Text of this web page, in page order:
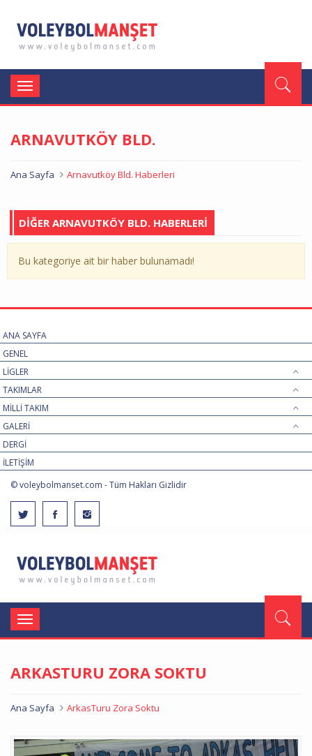
Toggle
navigation
ARNAVUTKÖY BLD.
Ana Sayfa Arnavutköy Bld. Haberleri
DİĞER ARNAVUTKÖY BLD. HABERLERİ
Bu kategoriye ait bir haber bulunamadı!
ANA SAYFA
GENEL
LİGLER
TAKIMLAR
MİLLİ TAKIM
GALERİ
DERGİ
İLETİŞİM
© voleybolmanset.com - Tüm Hakları Gizlidir
Toggle
navigation
ARKASTURU ZORA SOKTU
Ana Sayfa ArkasTuru Zora Soktu